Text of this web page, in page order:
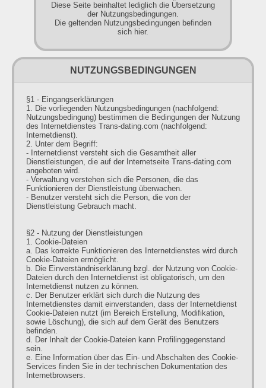
Diese Seite beinhaltet lediglich die Übersetzung
der Nutzungsbedingungen.
Die geltenden Nutzungsbedingungen befinden
sich hier.
NUTZUNGSBEDINGUNGEN
§1 - Eingangserklärungen
1. Die vorliegenden Nutzungsbedingungen (nachfolgend:
Nutzungsbedingung) bestimmen die Bedingungen der Nutzung
des Internetdienstes Trans-dating.com (nachfolgend:
Internetdienst).
2. Unter dem Begriff:
- Internetdienst versteht sich die Gesamtheit aller
Dienstleistungen, die auf der Internetseite Trans-dating.com
angeboten wird.
- Verwaltung verstehen sich die Personen, die das
Funktionieren der Dienstleistung überwachen.
- Benutzer versteht sich die Person, die von der
Dienstleistung Gebrauch macht.
§2 - Nutzung der Dienstleistungen
1. Cookie-Dateien
a. Das korrekte Funktionieren des Internetdienstes wird durch
Cookie-Dateien ermöglicht.
b. Die Einverständniserklärung bzgl. der Nutzung von Cookie-
Dateien durch den Internetdienst ist obligatorisch, um den
Internetdienst nutzen zu können.
c. Der Benutzer erklärt sich durch die Nutzung des
Internetdienstes damit einverstanden, dass der Internetdienst
Cookie-Dateien nutzt (im Bereich Erstellung, Modifikation,
sowie Löschung), die sich auf dem Gerät des Benutzers
befinden.
d. Der Inhalt der Cookie-Dateien kann Profilinggegenstand
sein.
e. Eine Information über das Ein- und Abschalten des Cookie-
Services finden Sie in der technischen Dokumentation des
Internetbrowsers.